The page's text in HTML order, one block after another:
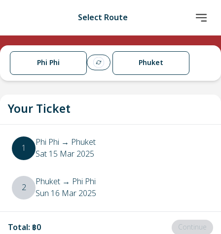
Select Route
Phi Phi Phuket
Your Ticket
1 Phi Phi → Phuket
Sat 15 Mar 2025
2 Phuket → Phi Phi
Sun 16 Mar 2025
Total: ฿0 Continue